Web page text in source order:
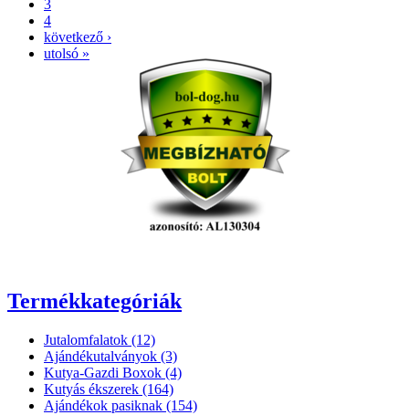
3
4
következő ›
utolsó »
Termékkategóriák
Jutalomfalatok (12)
Ajándékutalványok (3)
Kutya-Gazdi Boxok (4)
Kutyás ékszerek (164)
Ajándékok pasiknak (154)